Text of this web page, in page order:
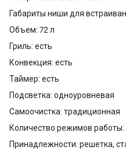
Габариты ниши для
Объем: 72 л
Гриль: есть
Конвекция: есть
Таймер: есть
Подсветка: одноуровневая
Самоочистка: традиционная
Количество режимов работы:
Принадлежности: решетка,